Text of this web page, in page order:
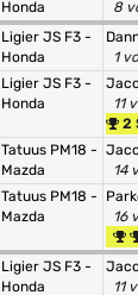
Honda
8
Ligier JS F3 -
Honda
1
Ligier JS F3 -
Honda
11
2
Tatuus PM18 -
Mazda
14
Tatuus PM18 -
Mazda
16
Ligier JS F3 -
Honda
11